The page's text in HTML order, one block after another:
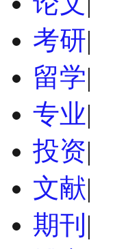
考研|
留学|
专业|
投资|
文献|
期刊 |